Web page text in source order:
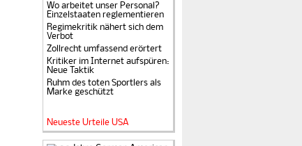
Wo arbeitet unser Personal?
Einzelstaaten reglementieren
Regimekritik nähert sich dem
Verbot
Zollrecht umfassend erörtert
Kritiker im Internet aufspüren:
Neue Taktik
Ruhm des toten Sportlers als
Marke geschützt
Neueste Urteile USA